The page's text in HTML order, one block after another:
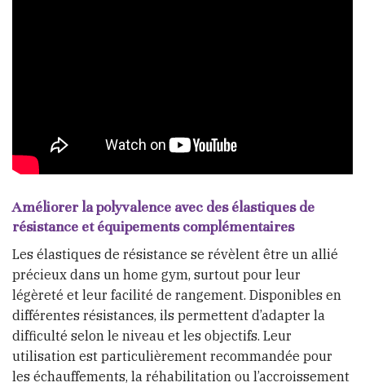
Améliorer la polyvalence avec des élastiques de
résistance et équipements complémentaires
Les élastiques de résistance se révèlent être un allié
précieux dans un home gym, surtout pour leur
légèreté et leur facilité de rangement. Disponibles en
différentes résistances, ils permettent d’adapter la
difficulté selon le niveau et les objectifs. Leur
utilisation est particulièrement recommandée pour
les échauffements, la réhabilitation ou l’accroissement